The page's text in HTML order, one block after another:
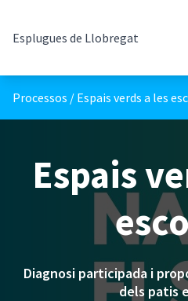
Esplugues de Llobregat
Processos / Espais verds a les
Espais
Diagnosi participada i
dels patis